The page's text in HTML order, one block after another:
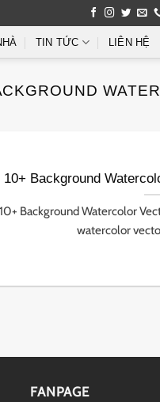
TIN TỨC LIÊN HỆ
10+ Background
Background Watercolor
watercolor
FANPAGE